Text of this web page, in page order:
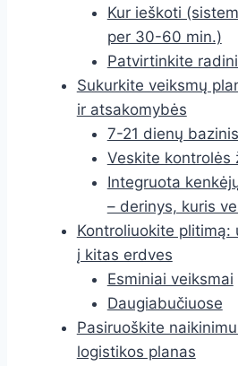
Kur ieškoti
per 30-60 min.)
Patvirtinkite
Sukurkite veiksmų
ir atsakomybės
7-21 dienų
Veskite kontrolės
Integruota
– derinys, kuris
Kontroliuokite plitimą:
į kitas erdves
Esminiai veiksmai
Daugiabučiuose
Pasiruoškite
logistikos planas